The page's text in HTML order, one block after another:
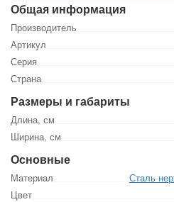
Общая информация
Производитель
Артикул
Серия
Страна
Размеры и габариты
Длина, см
Ширина, см
Основные
Материал
Сталь
Цвет